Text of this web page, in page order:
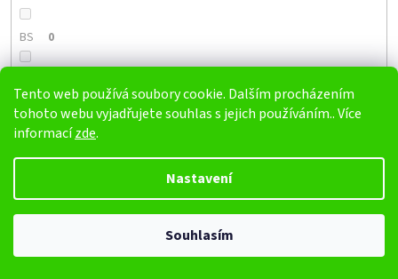
Tento web používá soubory cookie. Dalším procházením
tohoto webu vyjadřujete souhlas s jejich používáním.. Více
informacízde.
Nastavení
Souhlasím
BS 0
PA 3
PE